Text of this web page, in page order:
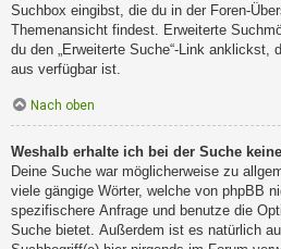
Suchbox eingibst, die du in der Foren-
Themenansicht findest. Erweiterte
du den „Erweiterte Suche“-Link anklickst,
aus verfügbar ist.
Nach oben
Weshalb erhalte ich bei der Suche
Deine Suche war möglicherweise zu
viele gängige Wörter, welche von phpBB
spezifischere Anfrage und benutze die
Suche bietet. Außerdem ist es natürlich